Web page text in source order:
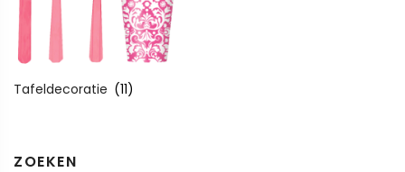
ZOEKEN
Tafeldecoratie (11)